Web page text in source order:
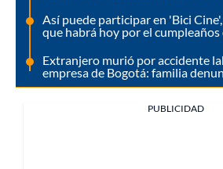
Así puede participar en 'Bici
que habrá hoy por el
Extranjero murió por accidente
empresa de Bogotá: familia
PUBLICIDAD